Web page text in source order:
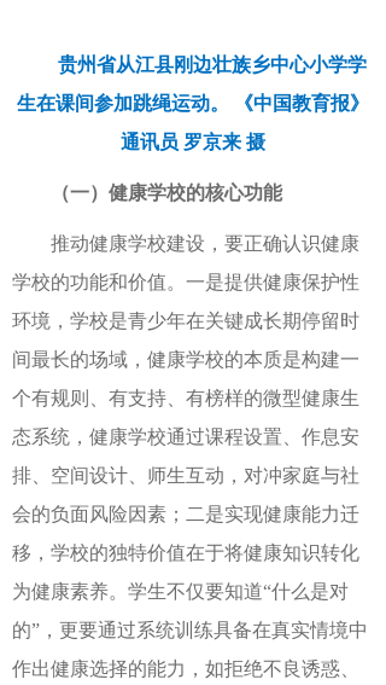
贵州省从江县刚边壮族乡中心小学学
生在课间参加跳绳运动。
《中国教育报》
通讯员 罗京来 摄
（一）健康学校的核心功能
推动健康学校建设，要正确认识健康
学校的功能和价值。一是提供健康保护性
环境，学校是青少年在关键成长期停留时
间最长的场域，健康学校的本质是构建一
个有规则、有支持、有榜样的微型健康生
态系统，健康学校通过课程设置、作息安
排、空间设计、师生互动，对冲家庭与社
会的负面风险因素；二是实现健康能力迁
移，学校的独特价值在于将健康知识转化
为健康素养。学生不仅要知道“什么是对
的”，更要通过系统训练具备在真实情境中
作出健康选择的能力，如拒绝不良诱惑、